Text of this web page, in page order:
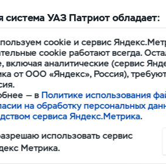
система УАЗ Патриот обладает:
Android 4.4.4;
1 ГБ;
16 ГБ;
с помощью встроенного
магазина
экрана смартфона на
по навигации.
cookie и сервис
cookie работают всегда.
включая аналитические (сервис
от ООО «Яндекс», Россия),
— в Политике использования
на обработку персональных
сервиса Яндекс.Метрика.
использовать сервис
Метрика.